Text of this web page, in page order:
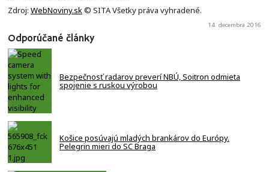
Zdroj: WebNoviny.sk© SITA Všetky práva vyhradené.
14. decembra 2016
Odporúčané články
Bezpečnosť radarov preverí NBÚ, Soitron odmieta
spojenie s ruskou výrobou
Košice posúvajú mladých brankárov do Európy.
Pelegrin mieri do SC Braga